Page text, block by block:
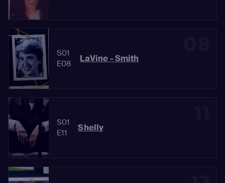
S01
E08
LaVine - Smith
S01
E11
Shelly